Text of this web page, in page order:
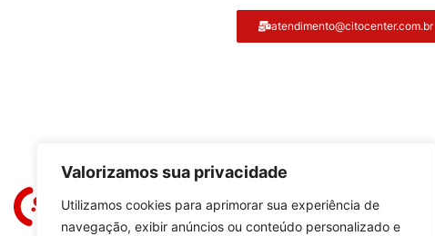
Valorizamos sua privacidade
Utilizamos cookies para aprimorar sua experiência de
navegação, exibir anúncios ou conteúdo personalizado e
atendimento@citocenter.com.br